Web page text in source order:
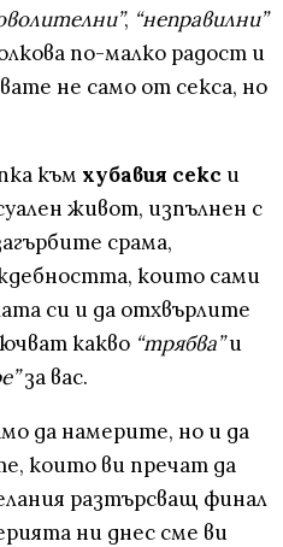
, “неправилни”
по-малко радост и
не само от секса, но
към хубавия секс и
живот, изпълнен с
срама,
които сами
си и да отхвърлите
какво “трябва”и
за вас.
да намерите, но и да
които ви пречат да
разтърсващ финал
ни днес сме ви